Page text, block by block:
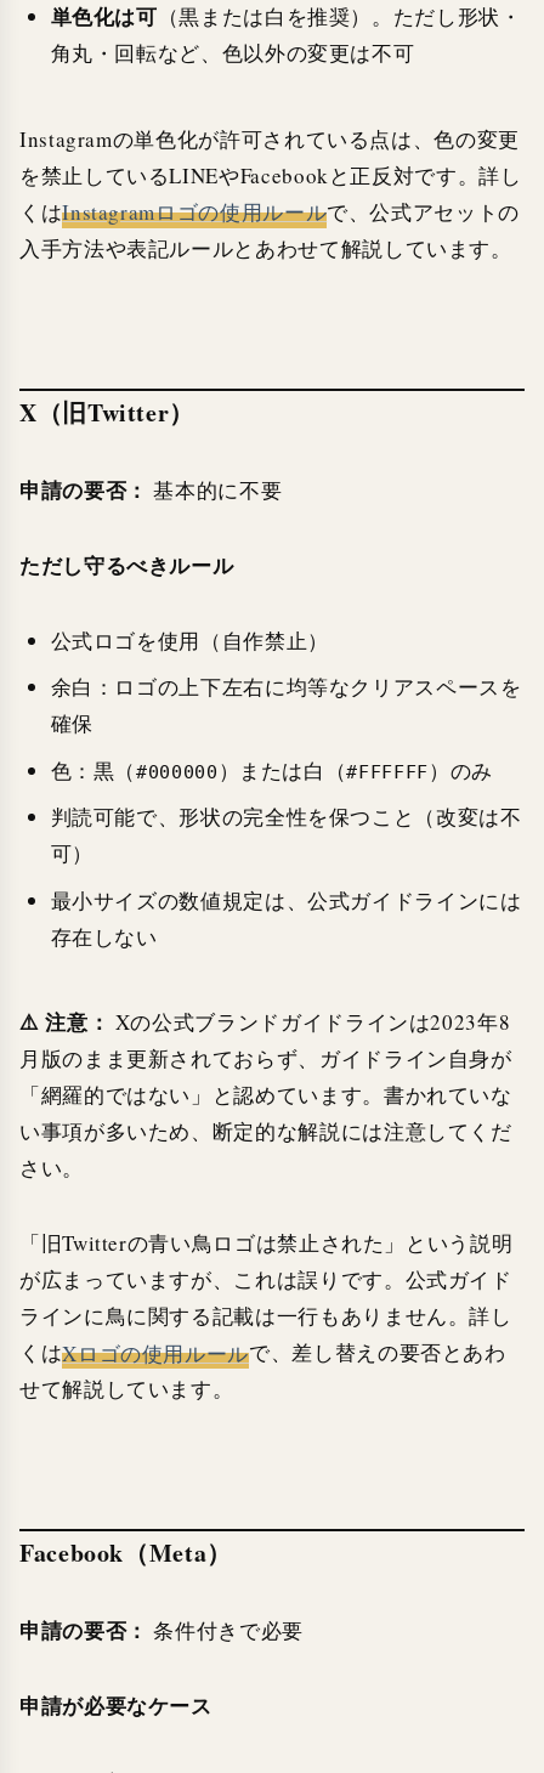
単色化は可 （黒または白を推奨）。ただし形状・
角丸・回転など、色以外の変更は不可
Instagramの単色化が許可されている点は、色の変更
を禁止しているLINEやFacebookと正反対です。詳し
くはInstagramロゴの使用ルールで、公式アセットの
入手方法や表記ルールとあわせて解説しています。
X（旧Twitter）
申請の要否： 基本的に不要
ただし守るべきルール
公式ロゴを使用（自作禁止）
余白：ロゴの上下左右に均等なクリアスペースを
確保
色：黒（#000000 ）または白（#FFFFFF）のみ
判読可能で、形状の完全性を保つこと（改変は不
可）
最小サイズの数値規定は、公式ガイドラインには
存在しない
⚠️ 注意： Xの公式ブランドガイドラインは2023年8
月版のまま更新されておらず、ガイドライン自身が
「網羅的ではない」と認めています。書かれていな
い事項が多いため、断定的な解説には注意してくだ
さい。
「旧Twitterの青い鳥ロゴは禁止された」という説明
が広まっていますが、これは誤りです。公式ガイド
ラインに鳥に関する記載は一行もありません。詳し
くはXロゴの使用ルールで、差し替えの要否とあわ
せて解説しています。
Facebook（Meta）
申請の要否： 条件付きで必要
申請が必要なケース